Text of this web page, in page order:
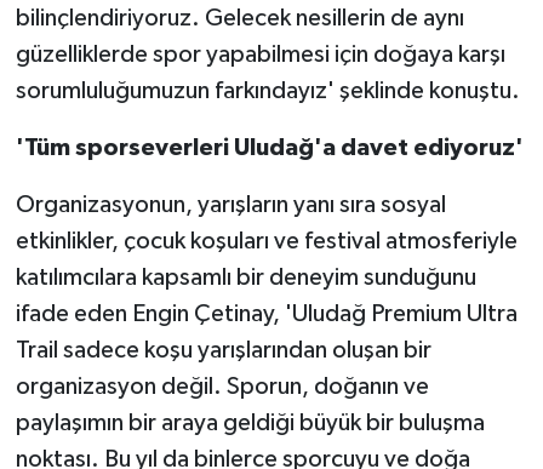
bilinçlendiriyoruz. Gelecek nesillerin de aynı
güzelliklerde spor yapabilmesi için doğaya karşı
sorumluluğumuzun farkındayız' şeklinde konuştu.
'Tüm sporseverleri Uludağ'a davet ediyoruz'
Organizasyonun, yarışların yanı sıra sosyal
etkinlikler, çocuk koşuları ve festival atmosferiyle
katılımcılara kapsamlı bir deneyim sunduğunu
ifade eden Engin Çetinay, 'Uludağ Premium Ultra
Trail sadece koşu yarışlarından oluşan bir
organizasyon değil. Sporun, doğanın ve
paylaşımın bir araya geldiği büyük bir buluşma
noktası. Bu yıl da binlerce sporcuyu ve doğa